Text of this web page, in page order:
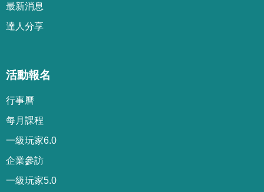
最新消息
達人分享
活動報名
行事曆
每月課程
一級玩家6.0
企業參訪
一級玩家5.0